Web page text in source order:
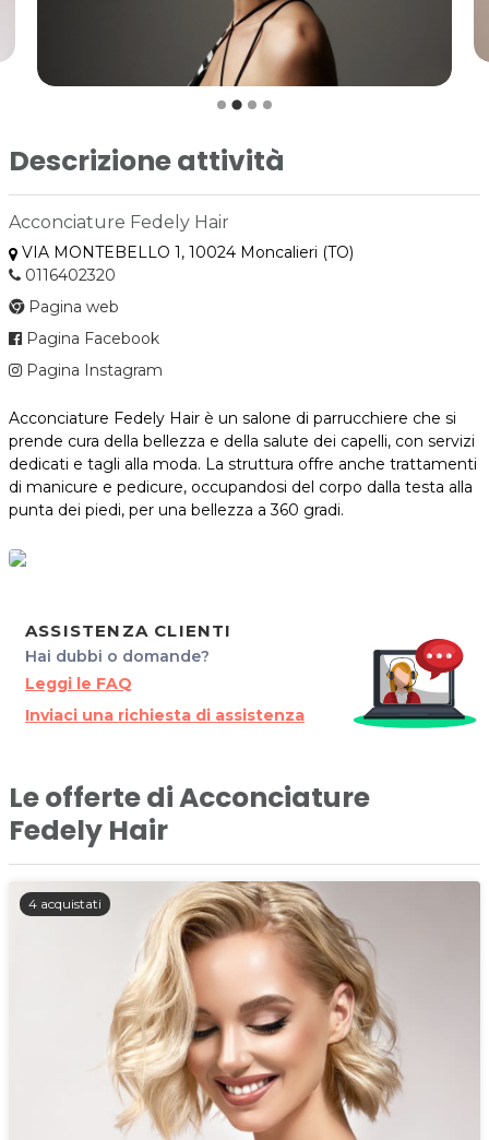
Descrizione attività
Acconciature Fedely Hair
VIA MONTEBELLO 1, 10024 Moncalieri (TO)
0116402320
Pagina web
Pagina Facebook
Pagina Instagram
Acconciature Fedely Hair è un salone di parrucchiere che si
prende cura della bellezza e della salute dei capelli, con servizi
dedicati e tagli alla moda. La struttura offre anche trattamenti
di manicure e pedicure, occupandosi del corpo dalla testa alla
punta dei piedi, per una bellezza a 360 gradi.
ASSISTENZA CLIENTI
Hai dubbi o domande?
Leggi le FAQ
Inviaci una richiesta di assistenza
Le offerte di Acconciature
Fedely Hair
4 acquistati